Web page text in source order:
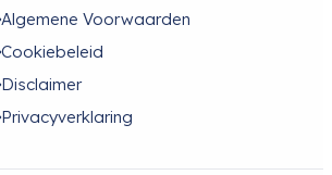
Algemene Voorwaarden
Cookiebeleid
Disclaimer
Privacyverklaring